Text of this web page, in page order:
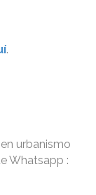
.
en urbanismo
Whatsapp :